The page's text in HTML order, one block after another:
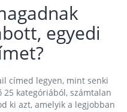
egyedi
címed legyen, mint senki
kategóriából, számtalan
ki azt, amelyik a legjobban